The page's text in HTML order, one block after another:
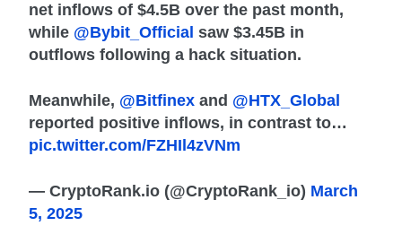
net inflows of $4.5B over the past month,
while @Bybit_Official saw $3.45B in
outflows following a hack situation.
Meanwhile, @Bitfinex and @HTX_Global
reported positive inflows, in contrast to…
pic.twitter.com/FZHIl4zVNm
— CryptoRank.io (@CryptoRank_io) March
5, 2025